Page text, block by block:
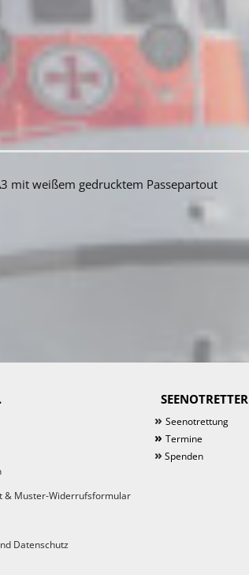
mit weißem gedrucktem Passepartout
& Muster-Widerrufsformular
Datenschutz
SEENOTRETTER
» Seenotrettung
» Termine
» Spenden